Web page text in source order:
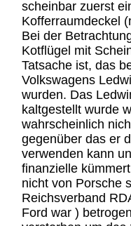
scheinbar zuerst
Kofferraumdeckel
Bei der
Kotflügel mit
Tatsache ist, das
Volkswagens
wurden. Das
kaltgestellt wurde
wahrscheinlich
gegenüber das er
verwenden kann
finanzielle
nicht von Porsche
Reichsverband
Ford war )